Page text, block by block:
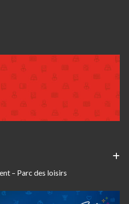
– Parc des loisirs